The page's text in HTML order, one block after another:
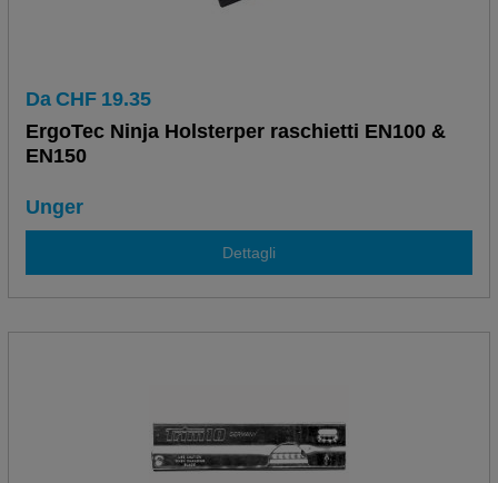
Da CHF 19.35
ErgoTec Ninja Holsterper raschietti EN100 &
EN150
Unger
Dettagli